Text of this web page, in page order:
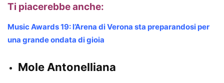
Ti piacerebbe anche:
Music Awards 19: l’Arena di Verona sta preparandosi per
una grande ondata di gioia
Mole Antonelliana